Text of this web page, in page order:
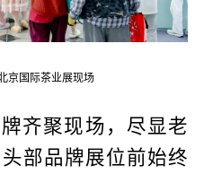
京国际茶业展现场
齐聚现场，尽显老
部品牌展位前始终